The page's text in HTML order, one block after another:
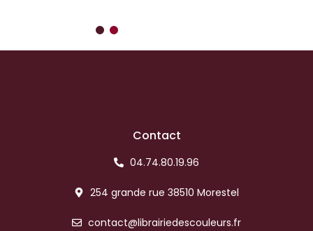
Contact
04.74.80.19.96
254 grande rue 38510 Morestel
contact@librairiedescouleurs.fr